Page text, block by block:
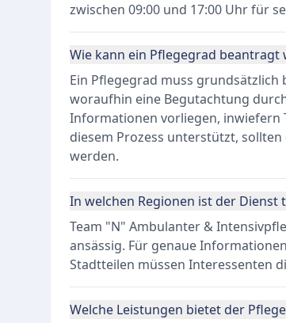
zwischen 09:00 und 17:00 Uhr für
Wie kann ein Pflegegrad beantragt
Ein Pflegegrad muss
woraufhin eine Begutachtung
Informationen vorliegen, inwiefern
diesem Prozess unterstützt,
werden.
In welchen Regionen ist der Dienst
Team "N" Ambulanter &
ansässig. Für genaue
Stadtteilen müssen Interessenten
Welche Leistungen bietet der